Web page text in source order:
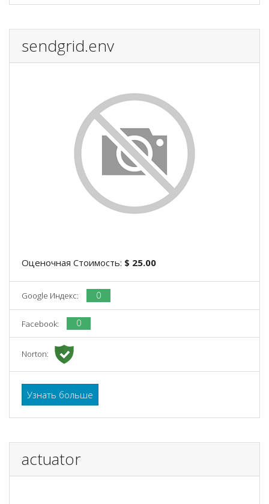
sendgrid.env
Оценочная Стоимость: $ 25.00
Google Индекс: 0
Facebook: 0
Norton:
Узнать больше
actuator